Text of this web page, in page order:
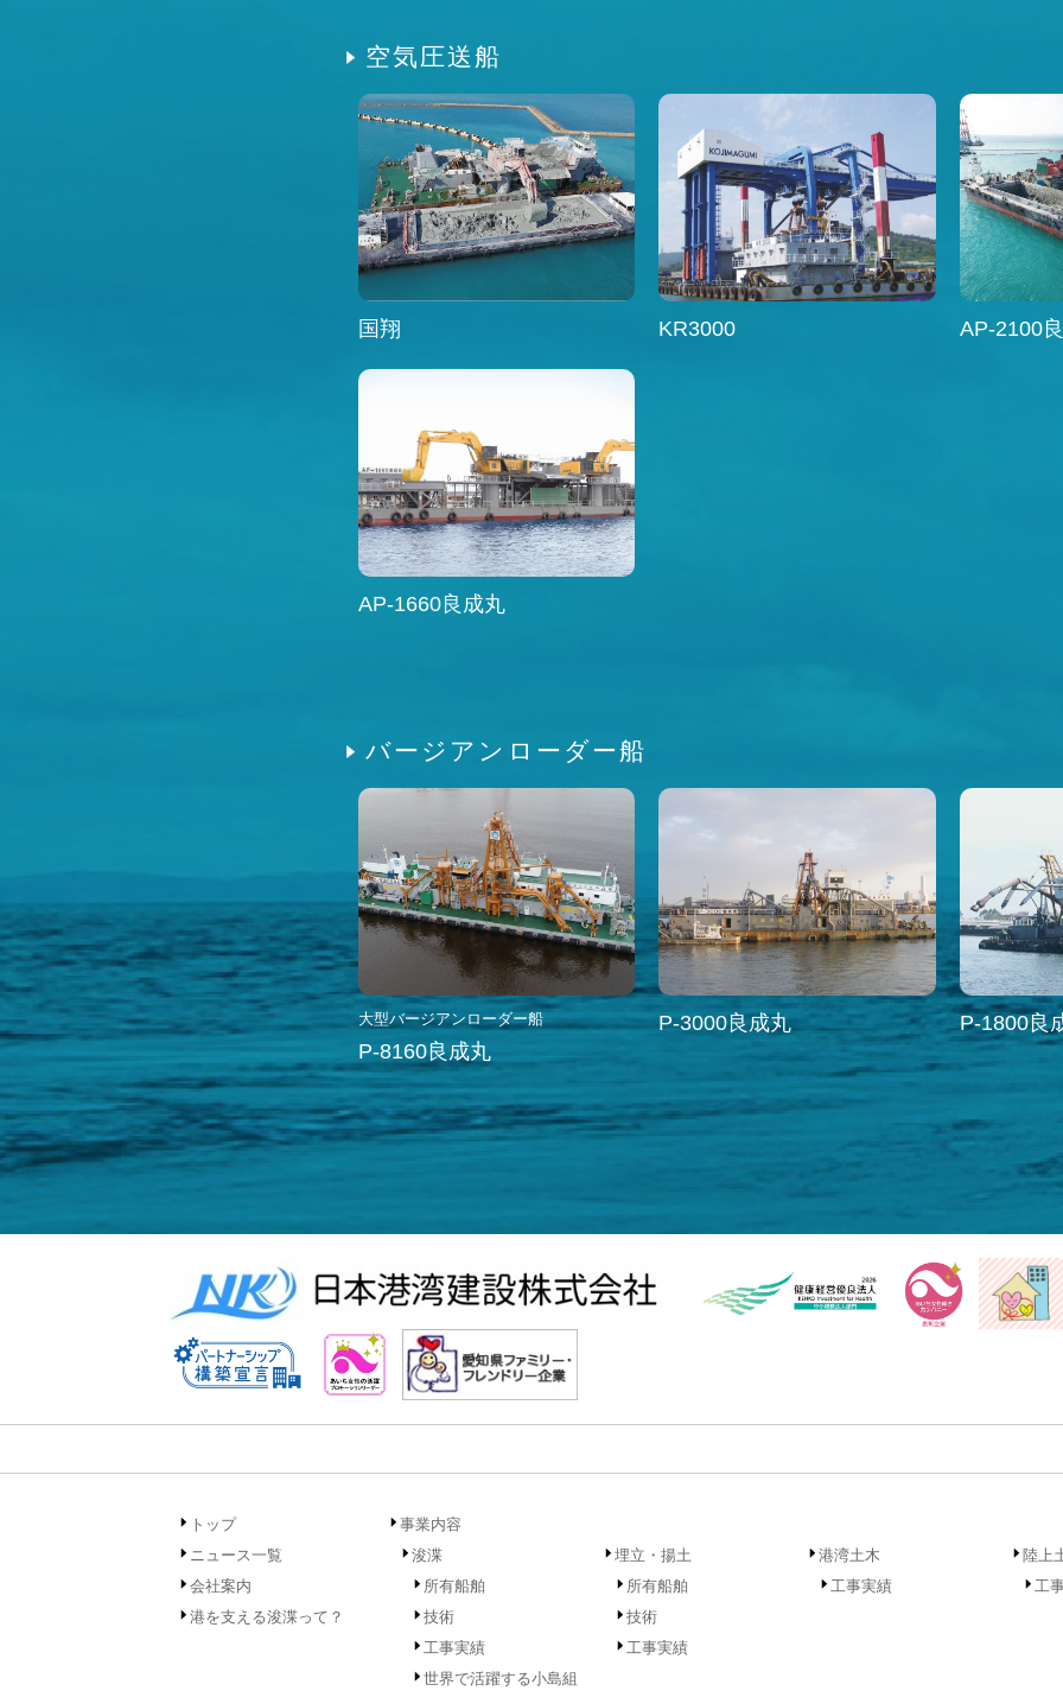
空気圧送船
国翔 KR3000 AP-2100
AP-1660良成丸
バージアンローダー船
大型バージアンローダー船
P-8160良成丸
P-3000良成丸 P-1800良
トップ
ニュース一覧
会社案内
港を支える浚渫って？
事業内容
浚渫
所有船舶
技術
工事実績
世界で活躍する小島組
埋立・揚土
所有船舶
技術
工事実績
港湾土木
工事実績
陸上
工